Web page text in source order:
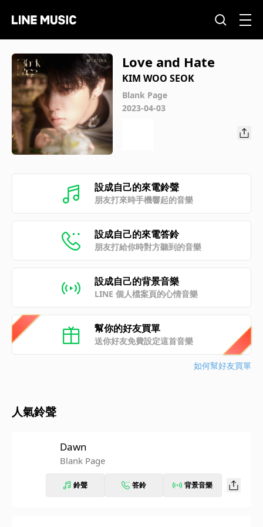
Love and Hate
KIM WOO SEOK
Blank Page
2023-04-03
設成自己的來電鈴聲
朋友打來時手機響起的音樂
設成自己的來電答鈴
朋友打給你時對方聽到的音樂
設成自己的背景音樂
LINE 個人檔案頁的心情音樂
幫你的好友買單
送你好友免費設定這首音樂
如何幫好友買單
人氣鈴聲
Dawn
Blank Page
鈴聲 答鈴 背景音樂